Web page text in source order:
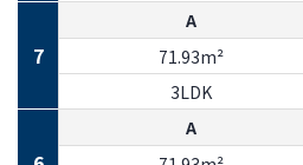
7
A
71.93m²
3LDK
A